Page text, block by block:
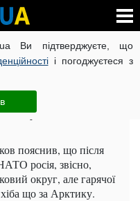
Ви підтверджуєте, що
і погоджуєтеся з
КОРОНАВІРУС В УКРАЇНІ
ЧИТАТЬ НА РУССКОМ
буде на Півночі
пояснив, що після
росія, звісно,
округ, але гарячої
що за Арктику.